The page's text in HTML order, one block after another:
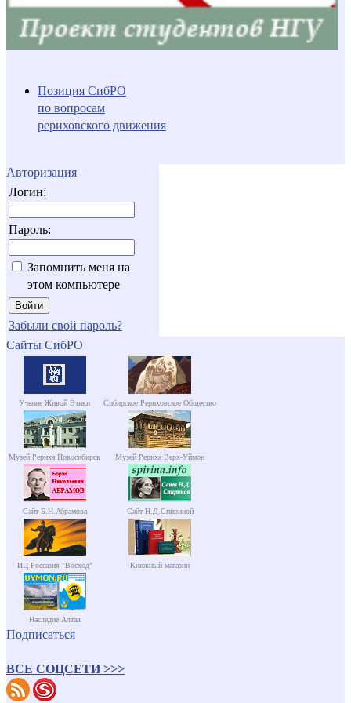
Позиция СибРО
по вопросам
рериховского движения
Авторизация
Логин:
Пароль:
Запомнить меня на
этом компьютере
Забыли свой пароль?
Сайты СибРО
Учение Живой Этики Сибирское Рериховское Общество
Музей Рериха Новосибирск Музей Рериха Верх-Уймон
Сайт Б.Н.Абрамова Сайт Н.Д.Спириной
ИЦ Россазия "Восход" Книжный магазин
Наследие Алтая
Подписаться
ВСЕ СОЦСЕТИ >>>